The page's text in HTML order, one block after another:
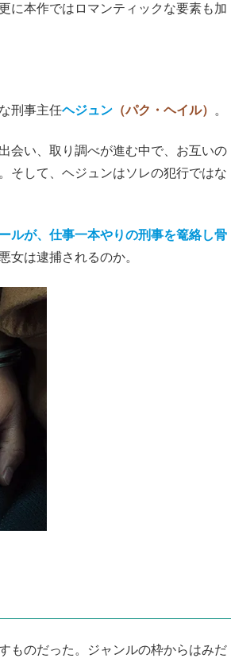
に本作ではロマンティックな要素も加
刑事主任ヘジュン （パク・ヘイル） 。
会い、取り調べが進む中で、お互いの
そして、ヘジュンはソレの犯行ではな
ルが、仕事一本やりの刑事を篭絡し骨
女は逮捕されるのか。
ものだった。ジャンルの枠からはみだ